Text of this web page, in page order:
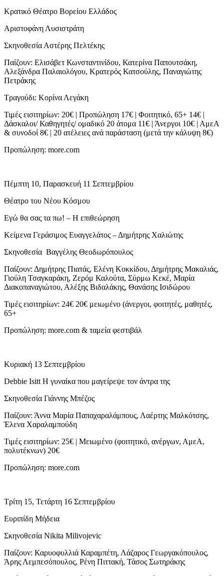
Κρατικό Θέατρο Βορείου Ελλάδος
Αριστοφάνη Λυσιστράτη
Σκηνοθεσία Αστέρης Πελτέκης
Παίζουν: Ελισάβετ Κωνσταντινίδου, Κατερίνα Παπουτσάκη,
Αλεξάνδρα Παλαιολόγου, Κρατερός Κατσούλης, Παναγιώτης
Πετράκης
Τραγούδι: Κορίνα Λεγάκη
Τιμές εισιτηρίων: 20€ | Προπώληση 17€ | Φοιτητικό, 65+ 14€ |
Δάσκαλοι/ Καθηγητές/ ομαδικό 20 άτομα 11€ | Άνεργοι 10€ | ΑμεΑ
& συνοδοί 8€ | 20 ατέλειες ανά παράσταση (μετά την κάλυψη 8€)
Προπώληση: more.com
Πέμπτη 10, Παρασκευή 11 Σεπτεμβρίου
Θέατρο του Νέου Κόσμου
Εγώ θα σας τα πω! – Η επιθεώρηση
Κείμενα Γεράσιμος Ευαγγελάτος – Δημήτρης Χαλιώτης
Σκηνοθεσία Βαγγέλης Θεοδωρόπουλος
Παίζουν: Δημήτρης Πιατάς, Ελένη Κοκκίδου, Δημήτρης Μακαλιάς,
Γιούλη Τσαγκαράκη, Ζερόμ Καλούτα, Σύρμω Κεκέ, Μαρία
Διακοπαναγιώτου, Αλέξης Βιδαλάκης, Θανάσης Ισιδώρου
Τιμές εισιτηρίων: 24€ 20€ μειωμένο (άνεργοι, φοιτητές, μαθητές,
65+
Προπώληση: more.com & ταμεία φεστιβάλ
Κυριακή 13 Σεπτεμβρίου
Debbie Isitt Η γυναίκα που μαγείρεψε τον άντρα της
Σκηνοθεσία Γιάννης Μπέζος
Παίζουν: Άννα Μαρία Παπαχαραλάμπους, Λαέρτης Μαλκότσης,
Έλενα Χαραλαμπούδη
Τιμές εισιτηρίων: 25€ | Μειωμένο (φοιτητικό, ανέργων, ΑμεΑ,
πολυτέκνων) 20€
Προπώληση: more.com
Τρίτη 15, Τετάρτη 16 Σεπτεμβρίου
Ευριπίδη Μήδεια
Σκηνοθεσία Nikita Milivojevic
Παίζουν: Καρυοφυλλιά Καραμπέτη, Λάζαρος Γεωργακόπουλος,
Άρης Λεμπεσόπουλος, Ρένη Πιττακή, Τάσος Σωτηράκης